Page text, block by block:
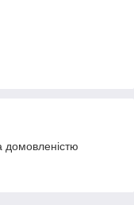
домовленістю